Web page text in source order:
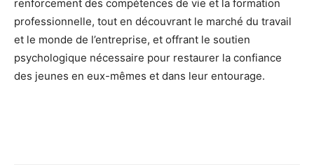
renforcement des compétences de vie et la formation
professionnelle, tout en découvrant le marché du travail
et le monde de l’entreprise, et offrant le soutien
psychologique nécessaire pour restaurer la confiance
des jeunes en eux-mêmes et dans leur entourage.